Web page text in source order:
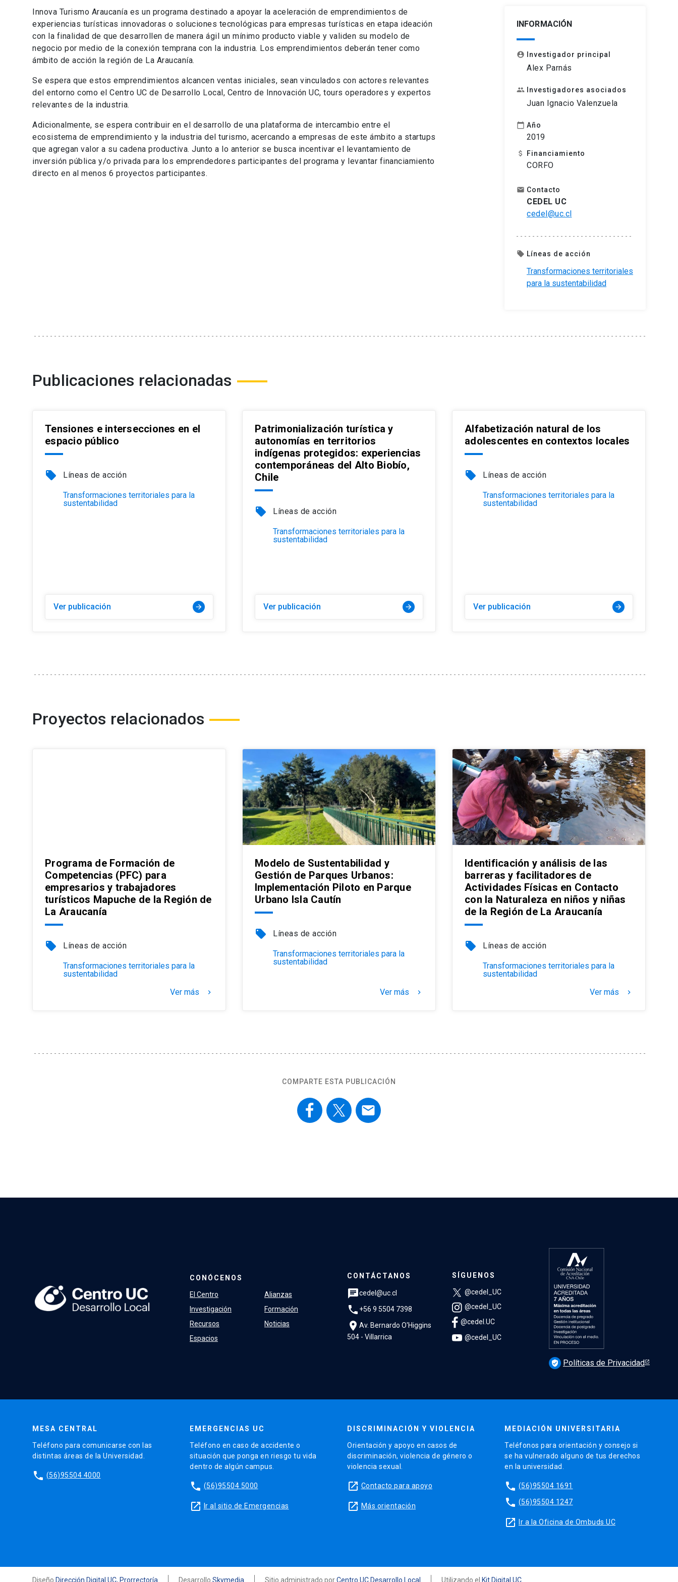
Innova Turismo Araucanía es un programa destinado a apoyar la aceleración de emprendimientos de
experiencias turísticas innovadoras o soluciones tecnológicas para empresas turísticas en etapa ideación
con la finalidad de que desarrollen de manera ágil un mínimo producto viable y validen su modelo de
negocio por medio de la conexión temprana con la industria. Los emprendimientos deberán tener como
ámbito de acción la región de La Araucanía.
Se espera que estos emprendimientos alcancen ventas iniciales, sean vinculados con actores relevantes
del entorno como el Centro UC de Desarrollo Local, Centro de Innovación UC, tours operadores y expertos
relevantes de la industria.
Adicionalmente, se espera contribuir en el desarrollo de una plataforma de intercambio entre el
ecosistema de emprendimiento y la industria del turismo, acercando a empresas de este ámbito a startups
que agregan valor a su cadena productiva. Junto a lo anterior se busca incentivar el levantamiento de
inversión pública y/o privada para los emprendedores participantes del programa y levantar financiamiento
directo en al menos 6 proyectos participantes.
INFORMACIÓN
account_circle Investigador principal
Alex Parnás
people Investigadores asociados
Juan Ignacio Valenzuela
calendar_today Año
2019
attach_money Financiamiento
CORFO
email Contacto
CEDEL UC
cedel@uc.cl
local_offer Líneas de acción
Transformaciones territoriales
para la sustentabilidad
Publicaciones relacionadas
Tensiones e intersecciones en el
espacio público
local_offer Líneas de acción
Transformaciones territoriales para la
sustentabilidad
Ver publicación arrow_forward
Patrimonialización turística y
autonomías en territorios
indígenas protegidos: experiencias
contemporáneas del Alto Biobío,
Chile
local_offer Líneas de acción
Transformaciones territoriales para la
sustentabilidad
Ver publicación arrow_forward
Alfabetización natural de los
adolescentes en contextos locales
local_offer Líneas de acción
Transformaciones territoriales para la
sustentabilidad
Ver publicación arrow_forward
Proyectos relacionados
Programa de Formación de
Competencias (PFC) para
empresarios y trabajadores
turísticos Mapuche de la Región de
La Araucanía
local_offer Líneas de acción
Transformaciones territoriales para la
sustentabilidad
Ver más
keyboard_arrow_right
Modelo de Sustentabilidad y
Gestión de Parques Urbanos:
Implementación Piloto en Parque
Urbano Isla Cautín
local_offer Líneas de acción
Transformaciones territoriales para la
sustentabilidad
Ver más keyboard_arrow_right
Identificación y análisis de las
barreras y facilitadores de
Actividades Físicas en Contacto
con la Naturaleza en niños y niñas
de la Región de La Araucanía
local_offer Líneas de acción
Transformaciones territoriales para la
sustentabilidad
Ver más
keyboard_arrow_right
COMPARTE ESTA PUBLICACIÓN
email
CONÓCENOS
El Centro
Investigación
Recursos
Espacios
Alianzas
Formación
Noticias
CONTÁCTANOS
chatcedel@uc.cl
phone +56 9 5504 7398
location_on Av. Bernardo O'Higgins
504 - Villarrica
SÍGUENOS
@cedel_UC
@cedel_UC
@cedel.UC
@cedel_UC
verified_user Políticas de Privacidad
MESA CENTRAL
Teléfono para comunicarse con las
distintas áreas de la Universidad.
phone (56)95504 4000
EMERGENCIAS UC
Teléfono en caso de accidente o
situación que ponga en riesgo tu vida
dentro de algún campus.
phone (56)95504 5000
launch Ir al sitio de Emergencias
DISCRIMINACIÓN Y VIOLENCIA
Orientación y apoyo en casos de
discriminación, violencia de género o
violencia sexual.
launch Contacto para apoyo
launch Más orientación
MEDIACIÓN UNIVERSITARIA
Teléfonos para orientación y consejo si
se ha vulnerado alguno de tus derechos
en la universidad.
phone (56)95504 1691
phone (56)95504 1247
launch Ir a la Oficina de Ombuds UC
Diseño Dirección Digital UC, Prorrectoría Desarrollo Skymedia Sitio administrado porCentro UC Desarrollo Local Utilizando el Kit Digital UC